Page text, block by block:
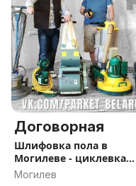
Договорная
Шлифовка пола в
Могилеве - циклевка
паркета
Могилев